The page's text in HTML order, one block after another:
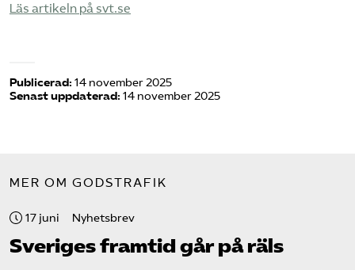
Läs artikeln på svt.se
Publicerad: 14 november 2025
Senast uppdaterad: 14 november 2025
MER OM GODSTRAFIK
17 juni Nyhetsbrev
Sveriges framtid går på räls